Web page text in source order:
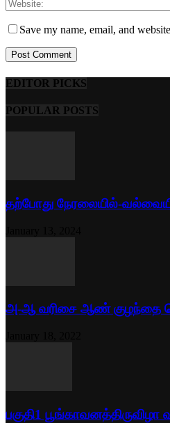
Save my name, email, and
EDITOR PICKS
POPULAR POSTS
தற்போது நேரலையில்-
அ-ஆ வரிசை ஆண் குழந்தை
பகுதி1